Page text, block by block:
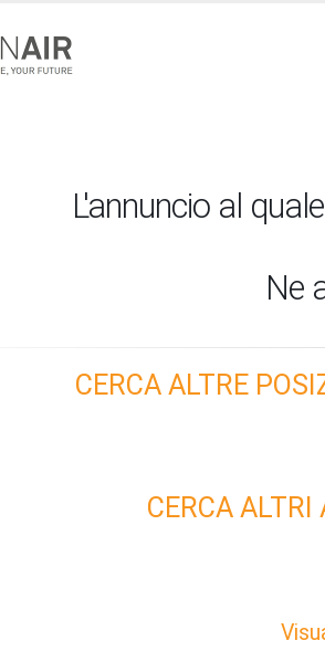
L'annuncio al
Ne
CERCA ALTRE
CERCA